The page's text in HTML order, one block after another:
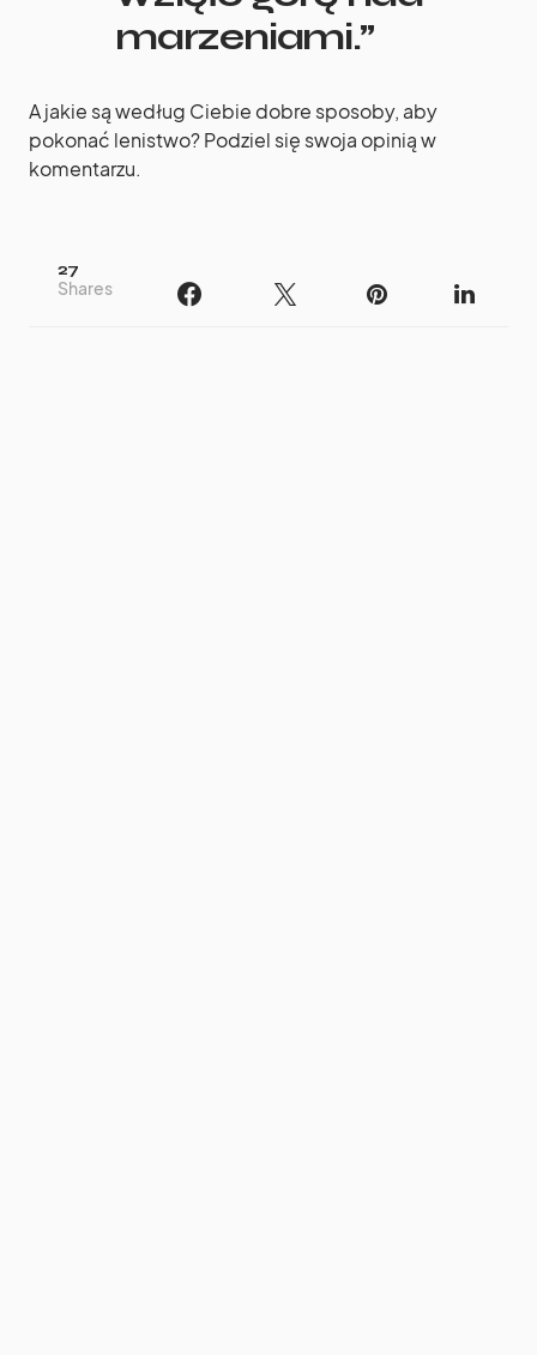
marzeniami.”
A jakie są według Ciebie dobre sposoby, aby
pokonać lenistwo? Podziel się swoja opinią w
komentarzu.
27
Shares